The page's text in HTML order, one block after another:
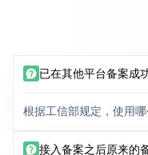
已在其他平台备案成
根据工信部规定，使用
接入备案之后原来的